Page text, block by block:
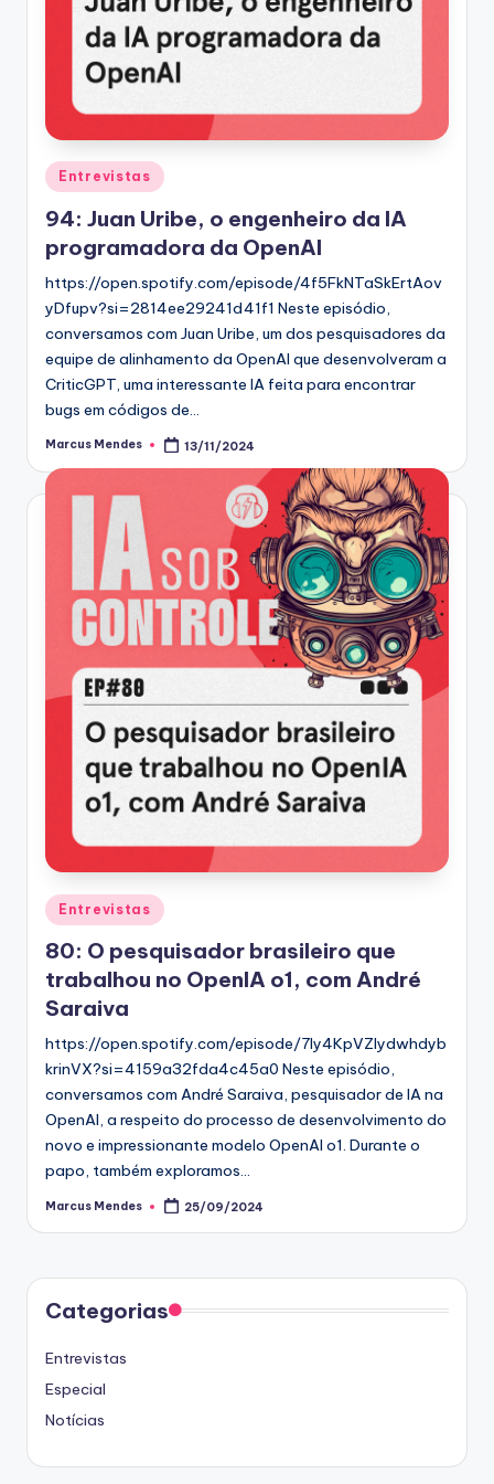
Posted
in
Entrevistas
94: Juan Uribe, o engenheiro da IA
programadora da OpenAI
https://open.spotify.com/episode/4f5FkNTaSkErtAov
yDfupv?si=2814ee29241d41f1 Neste episódio,
conversamos com Juan Uribe, um dos pesquisadores da
equipe de alinhamento da OpenAI que desenvolveram a
CriticGPT, uma interessante IA feita para encontrar
bugs em códigos de…
Posted
Marcus Mendes 13/11/2024
Posted
in
Entrevistas
80: O pesquisador brasileiro que
trabalhou no OpenIA o1, com André
Saraiva
https://open.spotify.com/episode/7ly4KpVZIydwhdyb
krinVX?si=4159a32fda4c45a0 Neste episódio,
conversamos com André Saraiva, pesquisador de IA na
OpenAI, a respeito do processo de desenvolvimento do
novo e impressionante modelo OpenAI o1. Durante o
papo, também exploramos…
Posted
Marcus Mendes 25/09/2024
Categorias
Entrevistas
Especial
Notícias